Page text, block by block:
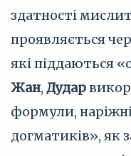
здатності
проявляється
які піддаються
Жан, Дудар
формули,
догматиків», як